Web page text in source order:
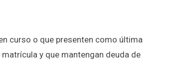
curso o que presenten como última
y que mantengan deuda de